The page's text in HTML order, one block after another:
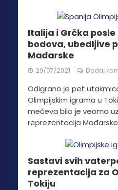
Italija i Grčka
bodova, ubedljive
Mađarske
29/07/2021 Dodaj
Odigrano je pet
Olimpijskim igrama u
mečeva bilo je veoma
reprezentacija
Sastavi svih
reprezentacija za
Tokiju